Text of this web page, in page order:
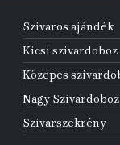
Szivaros ajándék
Kicsi szivardoboz
Közepes
Nagy Szivardoboz
Szivarszekrény